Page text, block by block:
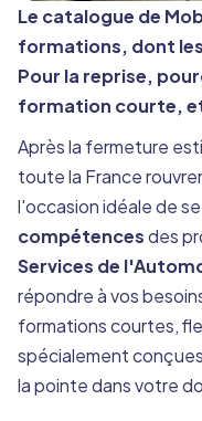
Le catalogue de
formations, dont
Pour la reprise,
formation courte,
Après la fermeture
toute la France
l'occasion idéale de
compétencesdes
Services de
répondre à vos
formations courtes,
spécialement
la pointe dans votre